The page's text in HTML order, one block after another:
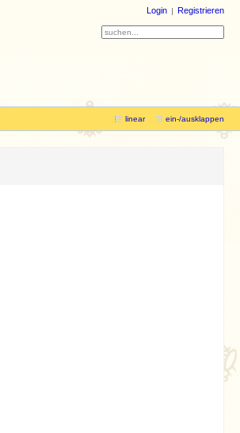
Login Registrieren
linear ein-/ausklappen